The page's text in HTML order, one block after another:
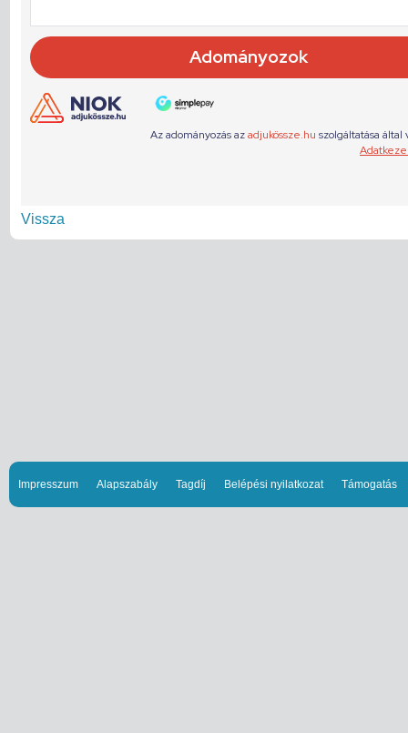
Vissza
Impresszum Alapszabály Tagdíj Belépési nyilatkozat Támogatás